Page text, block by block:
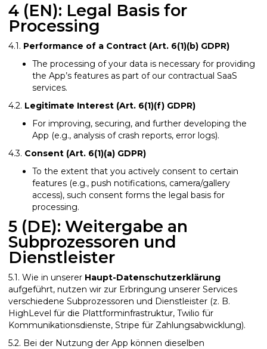
4 (EN): Legal Basis for
Processing
4.1. Performance of a Contract (Art. 6(1)(b) GDPR)
The processing of your data is necessary for providing
the App’s features as part of our contractual SaaS
services.
4.2. Legitimate Interest (Art. 6(1)(f) GDPR)
For improving, securing, and further developing the
App (e.g., analysis of crash reports, error logs).
4.3. Consent (Art. 6(1)(a) GDPR)
To the extent that you actively consent to certain
features (e.g., push notifications, camera/gallery
access), such consent forms the legal basis for
processing.
5 (DE): Weitergabe an
Subprozessoren und
Dienstleister
5.1. Wie in unserer Haupt-Datenschutzerklärung
aufgeführt, nutzen wir zur Erbringung unserer Services
verschiedene Subprozessoren und Dienstleister (z. B.
HighLevel für die Plattforminfrastruktur, Twilio für
Kommunikationsdienste, Stripe für Zahlungsabwicklung).
5.2. Bei der Nutzung der App können dieselben